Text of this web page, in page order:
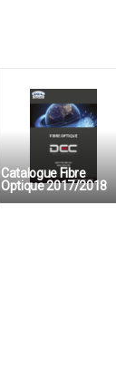
Catalogue Fibre
Optique 2017/2018